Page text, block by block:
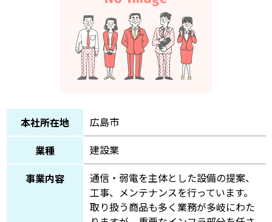
本社所在地
広島市
業種
建設業
事業内容
通信・弱電を主体とした設備の提案、
工事、メンテナンスを行っています。
取り扱う商品も多く業務が多岐にわた